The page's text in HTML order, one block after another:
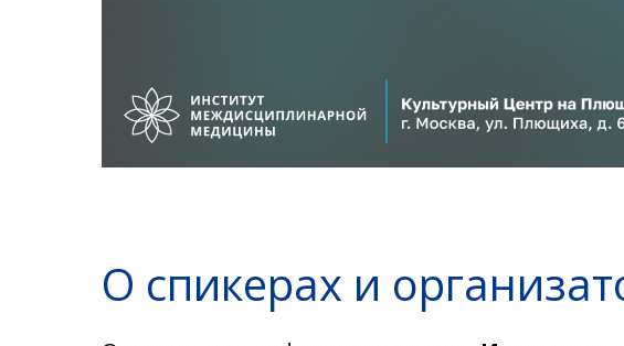
О спикерах и